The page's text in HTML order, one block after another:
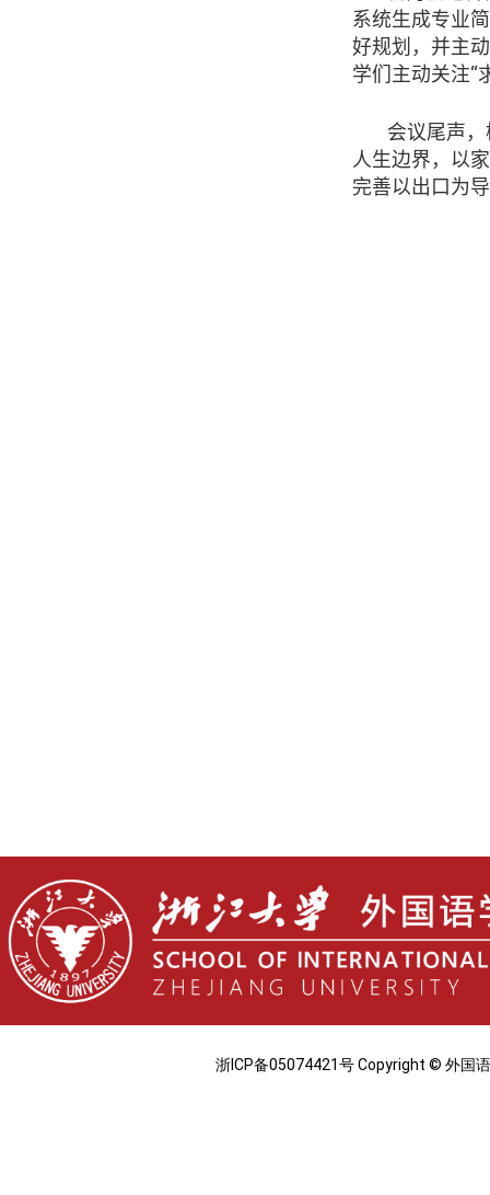
系统生成专业
好规划，并主
学们主动关注“
会议尾声，
人生边界，以
完善以出口为
浙ICP备05074421号 Copyright © 外国